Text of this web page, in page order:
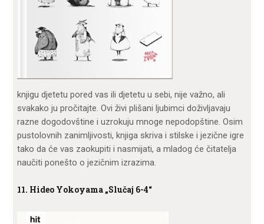
knjigu djetetu pored vas ili djetetu u sebi, nije važno, ali
svakako ju pročitajte. Ovi živi plišani ljubimci doživljavaju
razne dogodovštine i uzrokuju mnoge nepodopštine. Osim
pustolovnih zanimljivosti, knjiga skriva i stilske i jezične igre
tako da će vas zaokupiti i nasmijati, a mladog će čitatelja
naučiti ponešto o jezičnim izrazima.
11. Hideo Yokoyama „Slučaj 6-4“